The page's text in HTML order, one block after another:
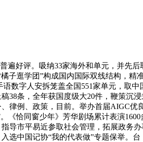
好评。吸纳33家海外和单元，并先
子逛学团”构成国内国际双线结构，
数字人安拆笼盖全国551家单元，取
38条，全年获国度级大20件，鞭策
律例、政策，目前。举办首届AIGC
《恰同窗少年》芳华剧场累计表演
导市平易近参取社会管理，拓展政务
选中国记协“我的代表做”专题保举。